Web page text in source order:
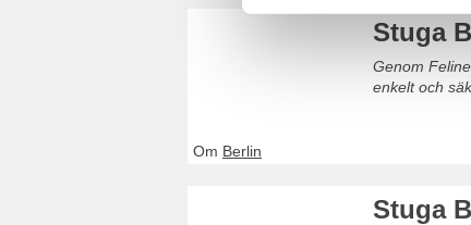
Stuga
Genom
enkelt och
Om Berlin
Stuga